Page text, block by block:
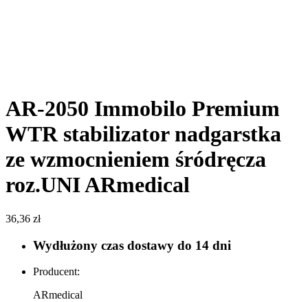
AR-2050 Immobilo Premium
WTR stabilizator nadgarstka
ze wzmocnieniem śródręcza
roz.UNI ARmedical
36,36 zł
Wydłużony czas dostawy do 14 dni
Producent:
ARmedical